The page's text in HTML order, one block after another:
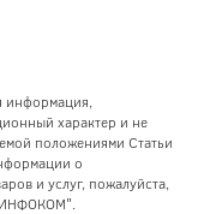
информация,
характер и не
положениями Статьи
о
и услуг, пожалуйста,